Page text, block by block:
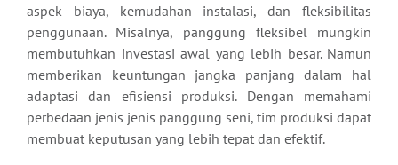
aspek biaya, kemudahan instalasi, dan fleksibilitas
penggunaan. Misalnya, panggung fleksibel mungkin
membutuhkan investasi awal yang lebih besar. Namun
memberikan keuntungan jangka panjang dalam hal
adaptasi dan efisiensi produksi. Dengan memahami
perbedaan jenis jenis panggung seni, tim produksi dapat
membuat keputusan yang lebih tepat dan efektif.